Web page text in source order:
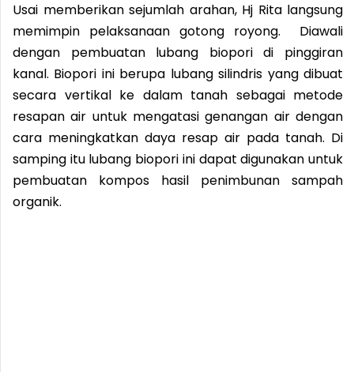
Usai memberikan sejumlah arahan, Hj Rita langsung
memimpin pelaksanaan gotong royong. Diawali
dengan pembuatan lubang biopori di pinggiran
kanal. Biopori ini berupa lubang silindris yang dibuat
secara vertikal ke dalam tanah sebagai metode
resapan air untuk mengatasi genangan air dengan
cara meningkatkan daya resap air pada tanah. Di
samping itu lubang biopori ini dapat digunakan untuk
pembuatan kompos hasil penimbunan sampah
organik.